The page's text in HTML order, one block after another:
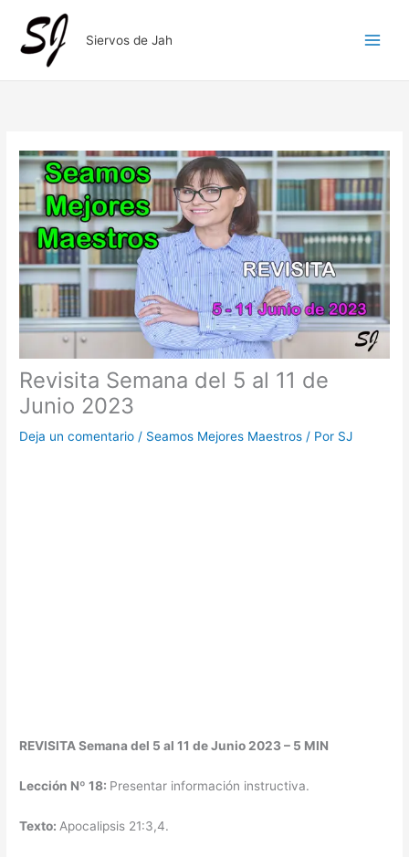
contenido
Siervos de Jah
Revisita Semana del 5 al 11 de
Junio 2023
Deja un comentario / Seamos Mejores Maestros / Por SJ
REVISITA Semana del 5 al 11 de Junio 2023 – 5 MIN
Lección Nº 18: Presentar información instructiva.
Texto: Apocalipsis 21:3,4.